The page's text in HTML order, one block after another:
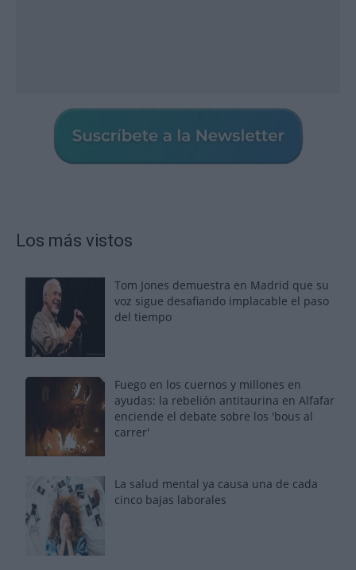
Los más vistos
Tom Jones demuestra en Madrid que su
voz sigue desafiando implacable el paso
del tiempo
Fuego en los cuernos y millones en
ayudas: la rebelión antitaurina en Alfafar
enciende el debate sobre los 'bous al
carrer'
La salud mental ya causa una de cada
cinco bajas laborales